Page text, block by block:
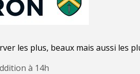
les plus, beaux mais aussi les
à 14h